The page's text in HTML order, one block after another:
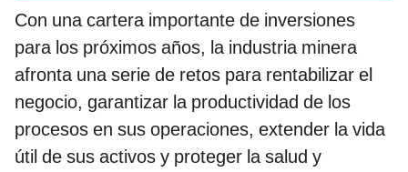
Con una cartera importante de inversiones
para los próximos años, la industria minera
afronta una serie de retos para rentabilizar el
negocio, garantizar la productividad de los
procesos en sus operaciones, extender la vida
útil de sus activos y proteger la salud y